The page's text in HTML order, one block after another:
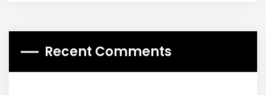
Recent Comments